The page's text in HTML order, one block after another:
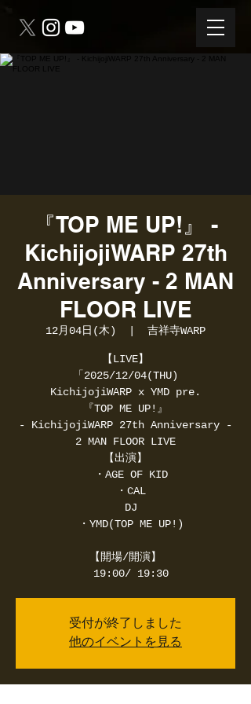
『TOP ME UP!』 -
KichijojiWARP 27th
Anniversary - 2 MAN
FLOOR LIVE
12月04日(木) 吉祥寺WARP
【LIVE】
「2025/12/04(THU)
KichijojiWARP x YMD pre.
『TOP ME UP!』
- KichijojiWARP 27th Anniversary -
2 MAN FLOOR LIVE
【出演】
・AGE OF KID
・CAL
DJ
・YMD(TOP ME UP!)
【開場/開演】
19:00/ 19:30
受付が終了しました
他のイベントを見る